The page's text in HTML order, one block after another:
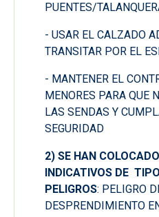
PUENTES/
- USAR EL CALZADO
TRANSITAR POR EL
- MANTENER EL
MENORES PARA QUE
LAS SENDAS Y
SEGURIDAD
2) SE HAN
INDICATIVOS DE
PELIGROS: PELIGRO
DESPRENDIMIENTO